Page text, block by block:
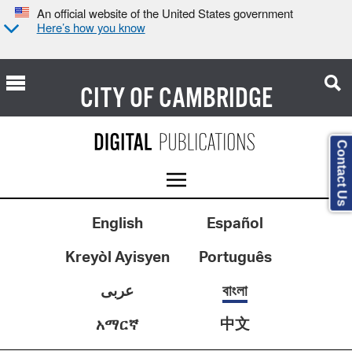
An official website of the United States government
Here’s how you know
CITY OFCAMBRIDGE
English
Español
Kreyòl Ayisyen
Português
عربى
বাংলা
አማርኛ
中文
Contact Us